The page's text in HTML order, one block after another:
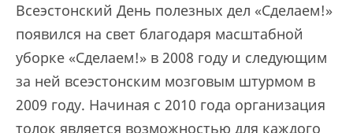
Всеэстонский День полезных дел «Сделаем!»
появился на свет благодаря масштабной
уборке «Сделаем!» в 2008 году и следующим
за ней всеэстонским мозговым штурмом в
2009 году. Начиная с 2010 года организация
толок является возможностью для каждого